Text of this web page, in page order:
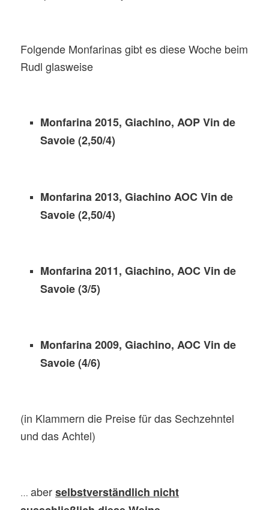
Folgende Monfarinas gibt es diese Woche beim
Rudl glasweise
Monfarina 2015, Giachino, AOP Vin de
Savoie (2,50/4)
Monfarina 2013, Giachino AOC Vin de
Savoie (2,50/4)
Monfarina 2011, Giachino, AOC Vin de
Savoie (3/5)
Monfarina 2009, Giachino, AOC Vin de
Savoie (4/6)
(in Klammern die Preise für das Sechzehntel
und das Achtel)
…aberselbstverständlich nicht